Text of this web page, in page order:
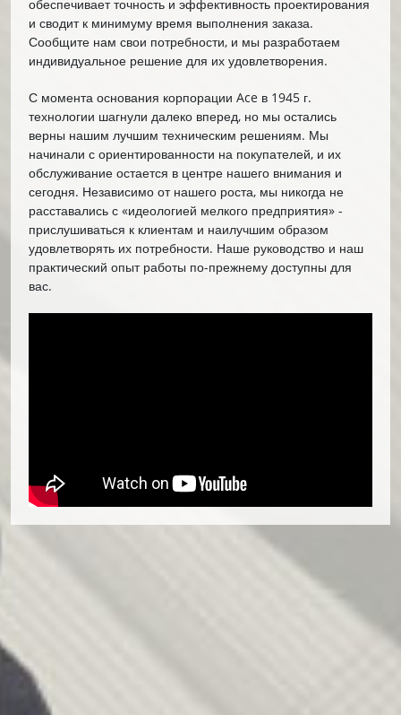
обеспечивает точность и эффективность проектирования
и сводит к минимуму время выполнения заказа.
Сообщите нам свои потребности, и мы разработаем
индивидуальное решение для их удовлетворения.
С момента основания корпорации Ace в 1945 г.
технологии шагнули далеко вперед, но мы остались
верны нашим лучшим техническим решениям. Мы
начинали с ориентированности на покупателей, и их
обслуживание остается в центре нашего внимания и
сегодня. Независимо от нашего роста, мы никогда не
расставались с «идеологией мелкого предприятия» -
прислушиваться к клиентам и наилучшим образом
удовлетворять их потребности. Наше руководство и наш
практический опыт работы по-прежнему доступны для
вас.